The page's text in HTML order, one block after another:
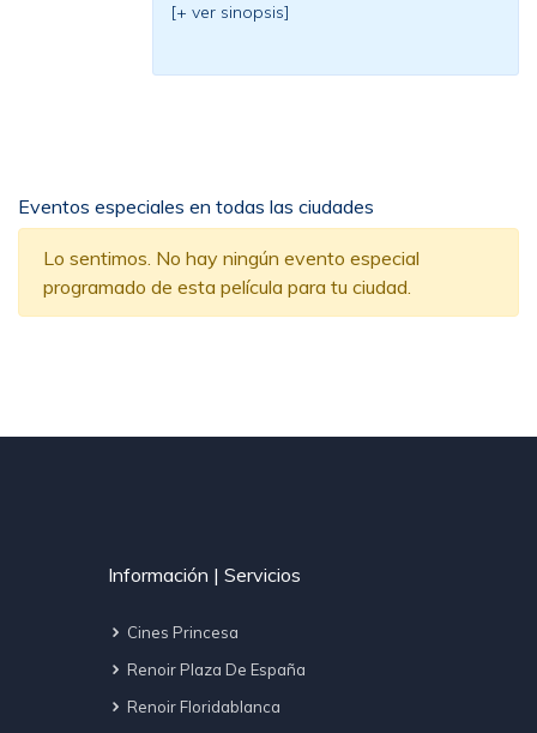
[+ ver sinopsis]
Eventos especiales en todas las ciudades
Lo sentimos. No hay ningún evento especial
programado de esta película para tu ciudad.
Información | Servicios
Cines Princesa
Renoir Plaza De España
Renoir Floridablanca